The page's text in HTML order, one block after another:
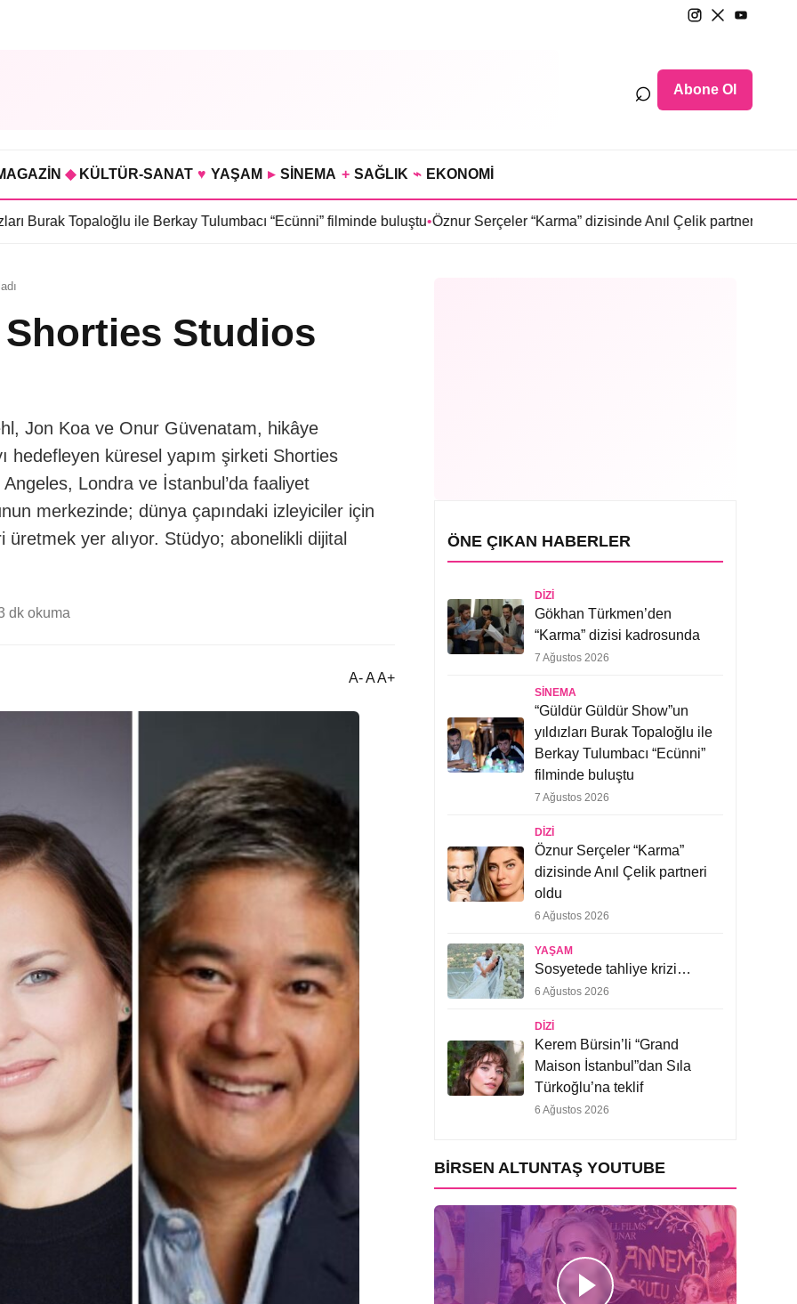
⌕ Abone Ol
◆ KÜLTÜR-SANAT ♥ YAŞAM ▸ SİNEMA + SAĞLIK ⌁ EKONOMİ
Topaloğlu ile Berkay Tulumbacı “Ecünni” filminde buluştu•Öznur Serçeler “Karma” dizisinde Anıl Çelik partneri oldu•
Shorties Studios
Jon Koa ve Onur Güvenatam, hikâye
hedefleyen küresel yapım şirketi Shorties
Londra ve İstanbul’da faaliyet
merkezinde; dünya çapındaki izleyiciler için
yer alıyor. Stüdyo; abonelikli dijital
dk okuma
A- A A+
ÖNE ÇIKAN HABERLER
DIZI
Gökhan Türkmen’den
“Karma” dizisi kadrosunda
7 Ağustos 2026
SINEMA
“Güldür Güldür Show”un
yıldızları Burak Topaloğlu ile
Berkay Tulumbacı “Ecünni”
filminde buluştu
7 Ağustos 2026
DIZI
Öznur Serçeler “Karma”
dizisinde Anıl Çelik partneri
oldu
6 Ağustos 2026
YAŞAM
Sosyetede tahliye krizi…
6 Ağustos 2026
DIZI
Kerem Bürsin’li “Grand
Maison İstanbul”dan Sıla
Türkoğlu’na teklif
6 Ağustos 2026
BIRSEN ALTUNTAŞ YOUTUBE